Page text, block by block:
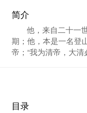
简介
他，来自二十一
期；他，本是一名登
帝；“我为清帝，大
最先进的技术引进中
试看光绪如何成
目录